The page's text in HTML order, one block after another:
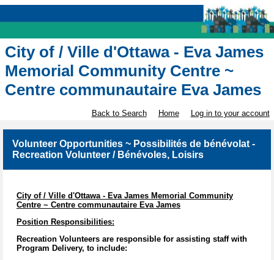
City of / Ville d'Ottawa - Eva James
Memorial Community Centre ~
Centre communautaire Eva James
Back to Search Home Log in to your account
Volunteer Opportunities ~ Possibilités de bénévolat -
Recreation Volunteer / Bénévoles, Loisirs
City of / Ville d'Ottawa - Eva James Memorial Community
Centre ~ Centre communautaire Eva James
Position Responsibilities:
Recreation Volunteers are responsible for assisting staff with
Program Delivery, to include: